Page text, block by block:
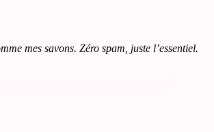
mes savons. Zéro spam, juste l’essentiel.